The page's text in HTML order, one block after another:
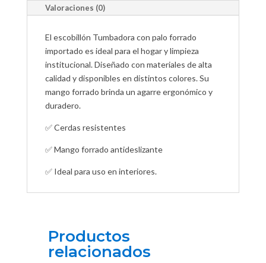
Valoraciones (0)
El escobillón Tumbadora con palo forrado
importado es ideal para el hogar y limpieza
institucional. Diseñado con materiales de alta
calidad y disponibles en distintos colores. Su
mango forrado brinda un agarre ergonómico y
duradero.
✅ Cerdas resistentes
✅ Mango forrado antideslizante
✅ Ideal para uso en interiores.
Productos
relacionados